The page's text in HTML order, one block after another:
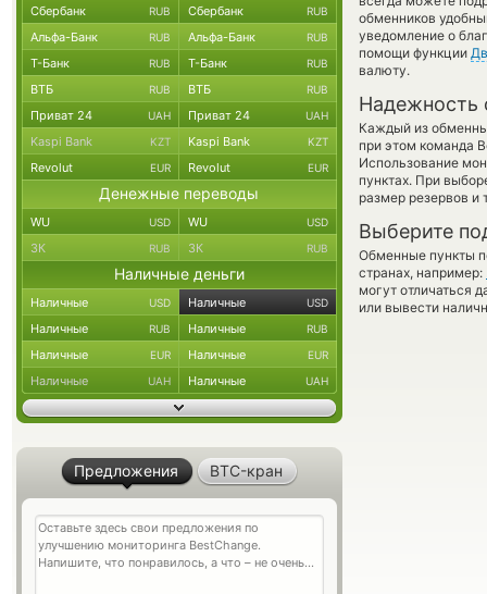
обменников
уведомление о
помощи функции
валюту.
Надежность
Каждый из
при этом команда
Использование
пунктах. При
размер резервов и
Выберите
Обменные пункты
странах, например:
могут отличаться
или вывести
Сбербанк RUB Сбербанк RUB
Альфа-Банк RUB Альфа-Банк RUB
Т-Банк RUB Т-Банк RUB
ВТБ RUB ВТБ RUB
Приват 24 UAH Приват 24 UAH
Kaspi Bank KZT Kaspi Bank KZT
Revolut EUR Revolut EUR
Денежные переводы
WU USD WU USD
ЗК RUB ЗК RUB
Наличные деньги
Наличные USD Наличные USD
Наличные RUB Наличные RUB
Наличные EUR Наличные EUR
Наличные UAH Наличные UAH
Предложения BTC-кран